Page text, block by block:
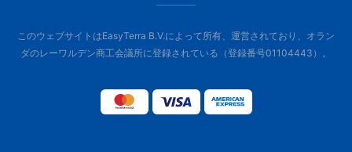
このウェブサイトはEasyTerra B.V.によって所有、運営されており、オラン
ダのレーワルデン商工会議所に登録されている（登録番号01104443）。